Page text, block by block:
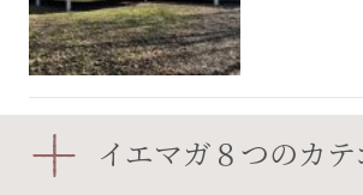
❶こよな
に憧れて
イエマガ８つのカテ